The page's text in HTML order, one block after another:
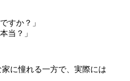
すか？」
当？」
に憧れる一方で、実際には